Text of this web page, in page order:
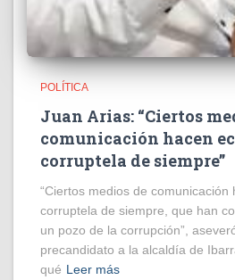
POLÍTICA
Juan Arias: “Ciertos
comunicación hacen
corruptela de siempre”
“Ciertos medios de comunicación
corruptela de siempre, que han
un pozo de la corrupción”,
precandidato a la alcaldía de
qué Leer más